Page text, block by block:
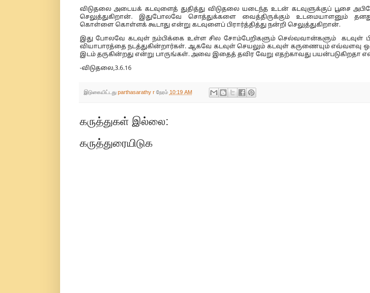
விடுதலை அடையக் கடவுளைத் துதித்து விடுதலை யடைந்த உடன் கடவுளுக்குப் பூசை
செலுத்துகிறான். இதுபோலவே சொத்துக்களை வைத்திருக்கும் உடமையாளனும்
கொள்ளை கொள்ளக் கூடாது என்று கடவுளைப் பிரார்த்தித்து நன்றி செலுத்துகிறான்.
இது போலவே கடவுள் நம்பிக்கை உள்ள சில சோம்பேறிகளும் செல்வவான்களும் கடவுள்
வியாபாரத்தை நடத்துகின்றார்கள். ஆகவே கடவுள் செயலும் கடவுள் கருணையும் எவ்வளவு
இடம் தருகின்றது என்று பாருங்கள். அவை இதைத் தவிர வேறு எதற்காவது பயன்படுகிறதா
-விடுதலை,3.6.16
இடுகையிட்டது parthasarathy r நேரம் 10:19 AM
கருத்துகள் இல்லை:
கருத்துரையிடுக